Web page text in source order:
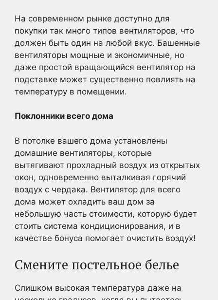
На современном рынке доступно для
покупки так много типов вентиляторов, что
должен быть один на любой вкус. Башенные
вентиляторы мощные и экономичные, но
даже простой вращающийся вентилятор на
подставке может существенно повлиять на
температуру в помещении.
Поклонники всего дома
В потолке вашего дома установлены
домашние вентиляторы, которые
вытягивают прохладный воздух из открытых
окон, одновременно выталкивая горячий
воздух с чердака. Вентилятор для всего
дома может охладить ваш дом за
небольшую часть стоимости, которую будет
стоить система кондиционирования, и в
качестве бонуса помогает очистить воздух!
Смените постельное белье
Слишком высокая температура даже на